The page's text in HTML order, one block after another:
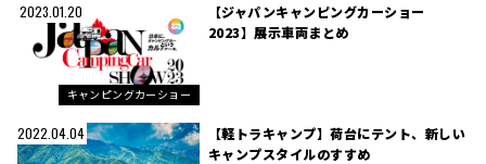
2023.01.20
キャンピングカーショー
【ジャパンキャンピングカーショー
2023】展示車両まとめ
2022.04.04
【軽トラキャンプ】荷台にテント、新しい
キャンプスタイルのすすめ